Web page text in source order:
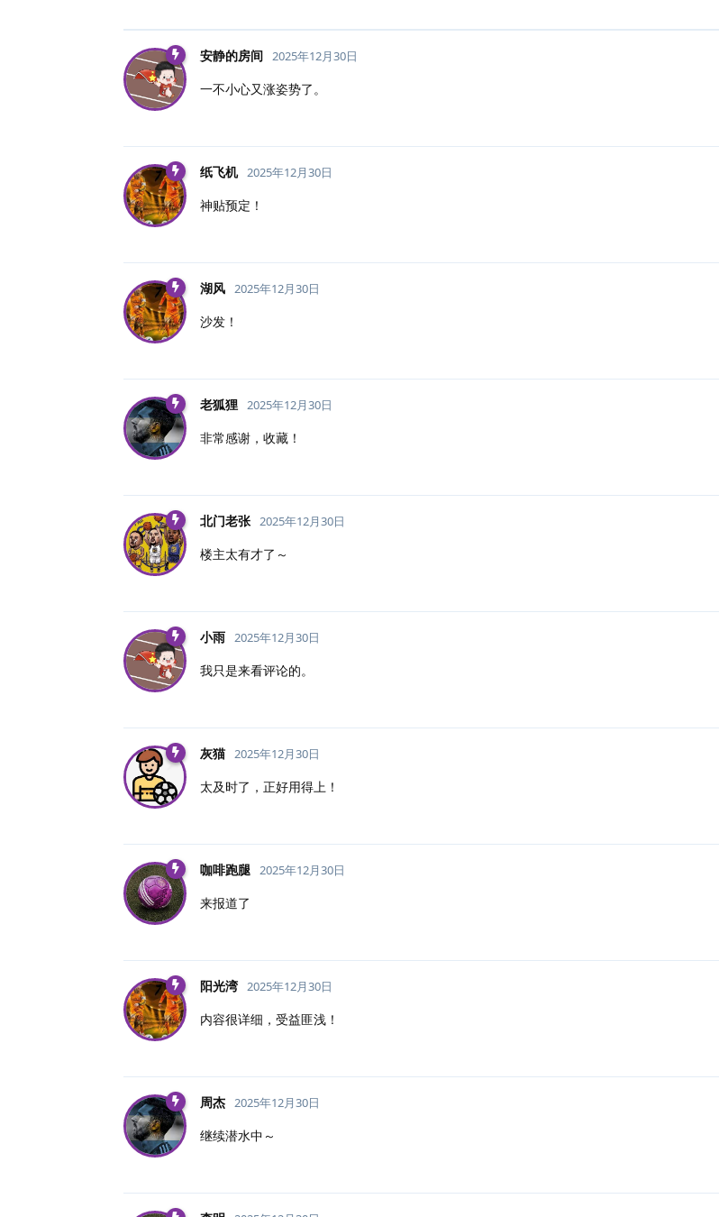
安静的房间 2025年12月30日
一不小心又涨姿势了。
纸飞机 2025年12月30日
神贴预定！
湖风 2025年12月30日
沙发！
老狐狸 2025年12月30日
非常感谢，收藏！
北门老张 2025年12月30日
楼主太有才了～
小雨 2025年12月30日
我只是来看评论的。
灰猫 2025年12月30日
太及时了，正好用得上！
咖啡跑腿 2025年12月30日
来报道了
阳光湾 2025年12月30日
内容很详细，受益匪浅！
周杰 2025年12月30日
继续潜水中～